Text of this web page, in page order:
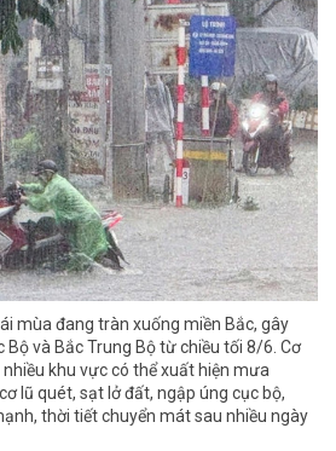
mùa đang tràn xuống miền Bắc, gây
và Bắc Trung Bộ từ chiều tối 8/6. Cơ
khu vực có thể xuất hiện mưa
lũ quét, sạt lở đất, ngập úng cục bộ,
thời tiết chuyển mát sau nhiều ngày